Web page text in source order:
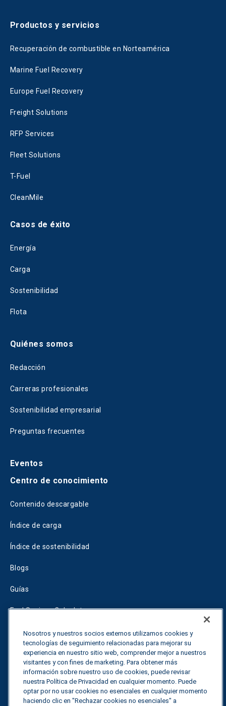
Productos y servicios
Recuperación de combustible en Norteamérica
Marine Fuel Recovery
Europe Fuel Recovery
Freight Solutions
RFP Services
Fleet Solutions
T-Fuel
CleanMile
Casos de éxito
Energía
Carga
Sostenibilidad
Flota
Quiénes somos
Redacción
Carreras profesionales
Sostenibilidad empresarial
Preguntas frecuentes
Eventos
Centro de conocimiento
Contenido descargable
Índice de carga
Índice de sostenibilidad
Blogs
Guías
Fuel Savings Calculator
Calculadora de optimización del transporte
Tariff Tracker
Póngase en contacto con nosotros
Nosotros y nuestros socios externos utilizamos cookies y
tecnologías de seguimiento relacionadas para mejorar su
experiencia en nuestro sitio web, comprender mejor a nuestros
visitantes y con fines de marketing. Para obtener más
información sobre nuestro uso de cookies, puede revisar
nuestra Política de Privacidad en cualquier momento. Puede
optar por no usar cookies no esenciales en cualquier momento
haciendo clic en "Rechazar cookies no esenciales" a